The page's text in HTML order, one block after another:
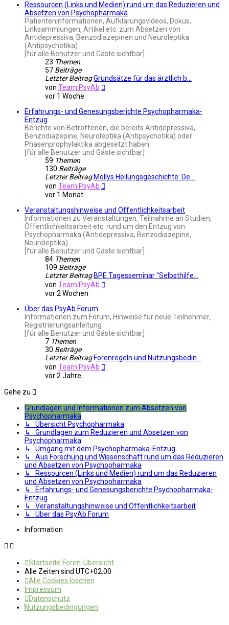
Ressourcen (Links und Medien) rund um das Reduzieren und
Absetzen von Psychopharmaka
Patienteninformationen, Aufklärungsvideos, Dokus,
Linksammlungen, Artikel etc. zum Absetzen von
Antidepressiva, Benzodiazepinen und Neuroleptika
(Antipsychotika)
[für alle Benutzer und Gäste sichtbar]
23 Themen
57 Beiträge
Letzter BeitragGrundsätze für das ärztlich b…
von Team PsyAb
vor 1 Woche
Erfahrungs- und Genesungsberichte Psychopharmaka-
Entzug
Berichte von Betroffenen, die bereits Antidepressiva,
Benzodiazepine, Neuroleptika (Antipsychotika) oder
Phasenprophylaktika abgesetzt haben
[für alle Benutzer und Gäste sichtbar]
59 Themen
130 Beiträge
Letzter Beitrag Mollys Heilungsgeschichte: De…
von Team PsyAb
vor 1 Monat
Veranstaltungshinweise und Öffentlichkeitsarbeit
Informationen zu Veranstaltungen, Teilnahme an Studien,
Öffentlichkeitsarbeit etc. rund um den Entzug von
Psychopharmaka (Antidepressiva, Benzodiazepine,
Neuroleptika)
[für alle Benutzer und Gäste sichtbar]
84 Themen
109 Beiträge
Letzter Beitrag BPE Tagesseminar "Selbsthilfe…
von Team PsyAb
vor 2 Wochen
Über das PsyAb Forum
Informationen zum Forum, Hinweise für neue Teilnehmer,
Registrierungsanleitung
[für alle Benutzer und Gäste sichtbar]
7 Themen
30 Beiträge
Letzter Beitrag Forenregeln und Nutzungsbedin…
von Team PsyAb
vor 2 Jahre
Gehe zu
Grundlagen und Informationen zum Absetzen von
Psychopharmaka
↳ Übersicht Psychopharmaka
↳ Grundlagen zum Reduzieren und Absetzen von
Psychopharmaka
↳ Umgang mit dem Psychopharmaka-Entzug
↳ Aus Forschung und Wissenschaft rund um das Reduzieren
und Absetzen von Psychopharmaka
↳ Ressourcen (Links und Medien) rund um das Reduzieren
und Absetzen von Psychopharmaka
↳ Erfahrungs- und Genesungsberichte Psychopharmaka-
Entzug
↳ Veranstaltungshinweise und Öffentlichkeitsarbeit
↳ Über das PsyAb Forum
Information
Startseite Foren-Übersicht
Alle Zeiten sind UTC+02:00
Alle Cookies löschen
Impressum
Datenschutz
Nutzungsbedingungen